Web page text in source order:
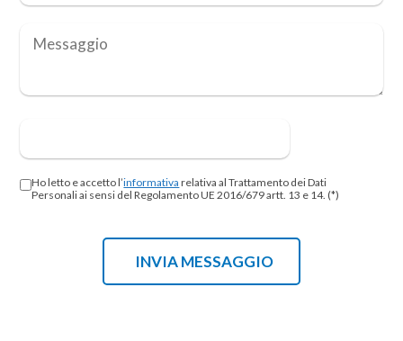
Ho letto e accetto l’informativa relativa al Trattamento dei Dati
Personali ai sensi del Regolamento UE 2016/679 artt. 13 e 14. (*)